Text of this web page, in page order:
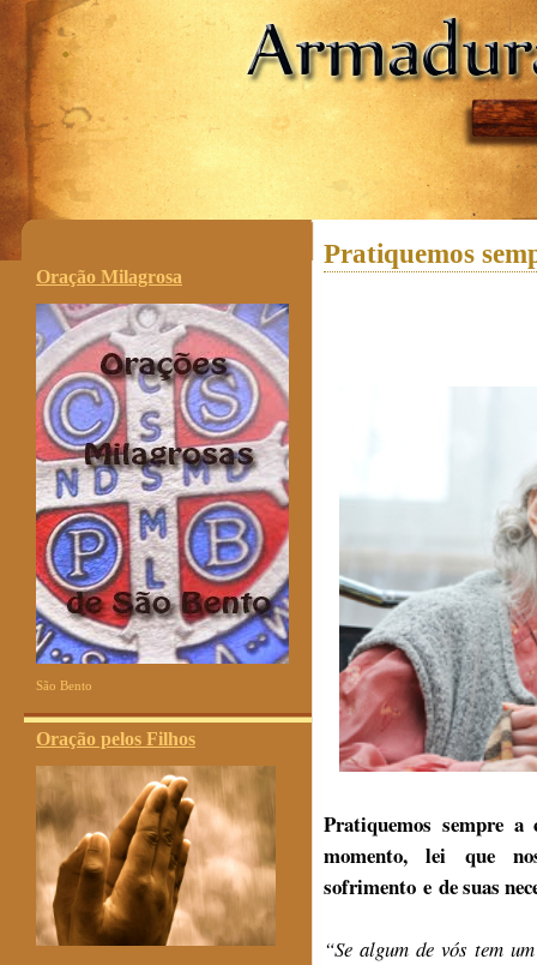
.
Oração Milagrosa
São Bento
Oração pelos Filhos
Pratiquemos
Pratiquemos sempre
momento, lei que
sofrimento e de suas
“Se algum de vós tem